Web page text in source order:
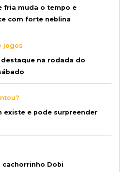
fria muda o tempo e
com forte neblina
jogos
na rodada do
existe e pode surpreender
cachorrinho Dobi